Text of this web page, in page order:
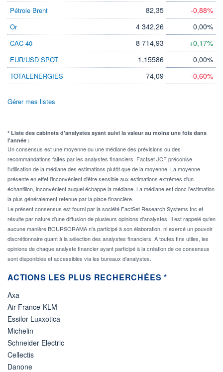
Pétrole Brent 82,35 -0,88%
Or 4 342,26 0,00%
CAC 40 8 714,93 +0,17%
EUR/USD SPOT 1,15586 0,00%
TOTALENERGIES 74,09 -0,60%
Gérer mes listes
* Liste des cabinets d'analystes ayant suivi la valeur au moins une fois dans
l'année :
Un consensus est une moyenne ou une médiane des prévisions ou des
recommandations faites par les analystes financiers. Factset JCF préconise
l'utilisation de la médiane des estimations plutôt que de la moyenne. La moyenne
présente en effet l'inconvénient d'être sensible aux estimations extrêmes d'un
échantillon, inconvénient auquel échappe la médiane. La médiane est donc l'estimation
la plus généralement retenue par la place financière.
Le présent consensus est fourni par la société FactSet Research Systems Inc et
résulte par nature d'une diffusion de plusieurs opinions d'analystes. Il est rappelé qu'en
aucune manière BOURSORAMA n'a participé à son élaboration, ni exercé un pouvoir
discrétionnaire quant à la sélection des analystes financiers. A toutes fins utiles, les
opinions de chaque analyste financier ayant participé à la création de ce consensus
sont disponibles et accessibles via les bureaux d'analystes.
ACTIONS LES PLUS RECHERCHÉES *
Axa
Air France-KLM
Essilor Luxxotica
Michelin
Schneider Electric
Cellectis
Danone